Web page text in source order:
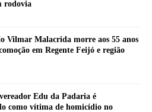
rodovia
Vilmar Malacrida morre aos 55 anos
em Regente Feijó e região
Edu da Padaria é
como vítima de homicídio no